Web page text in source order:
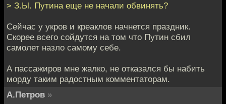
> З.Ы. Путина еще не начали обвинять?
Сейчас у укров и креаклов начнется праздник.
Скорее всего сойдутся на том что Путин сбил
самолет назло самому себе.
А пассажиров мне жалко, не отказался бы набить
морду таким радостным комментаторам.
А.Петров »